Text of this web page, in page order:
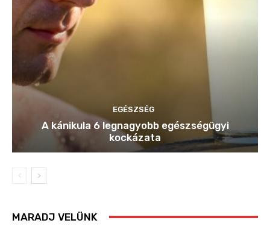
EGÉSZSÉG
A kánikula 6 legnagyobb egészségügyi
kockázata
MARADJ VELÜNK